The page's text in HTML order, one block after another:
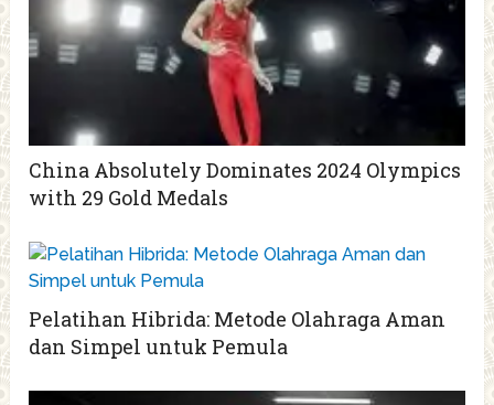
China Absolutely Dominates 2024 Olympics
with 29 Gold Medals
Pelatihan Hibrida: Metode Olahraga Aman
dan Simpel untuk Pemula